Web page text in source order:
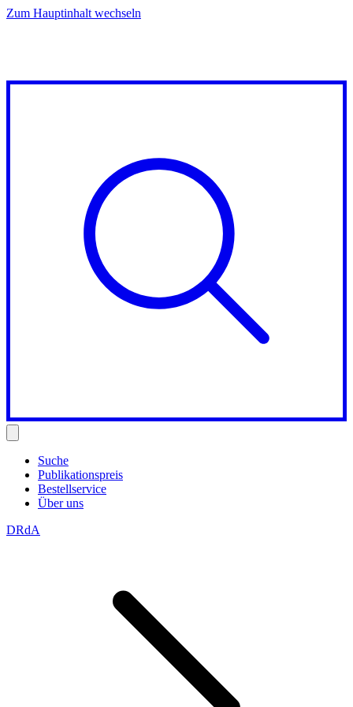
Zum Hauptinhalt wechseln
Suche
Publikationspreis
Bestellservice
Über uns
DRdA